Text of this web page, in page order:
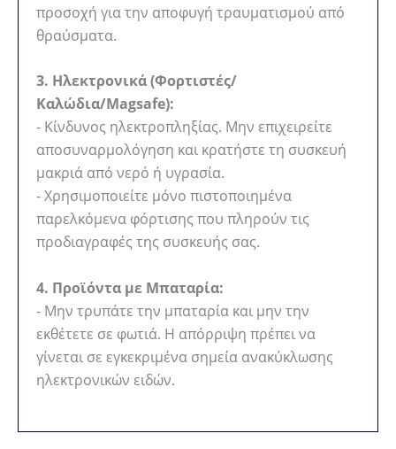
προσοχή για την αποφυγή τραυματισμού από
θραύσματα.
3. Ηλεκτρονικά (Φορτιστές/
Καλώδια/Magsafe):
- Κίνδυνος ηλεκτροπληξίας. Μην επιχειρείτε
αποσυναρμολόγηση και κρατήστε τη συσκευή
μακριά από νερό ή υγρασία.
- Χρησιμοποιείτε μόνο πιστοποιημένα
παρελκόμενα φόρτισης που πληρούν τις
προδιαγραφές της συσκευής σας.
4. Προϊόντα με Μπαταρία:
- Μην τρυπάτε την μπαταρία και μην την
εκθέτετε σε φωτιά. Η απόρριψη πρέπει να
γίνεται σε εγκεκριμένα σημεία ανακύκλωσης
ηλεκτρονικών ειδών.